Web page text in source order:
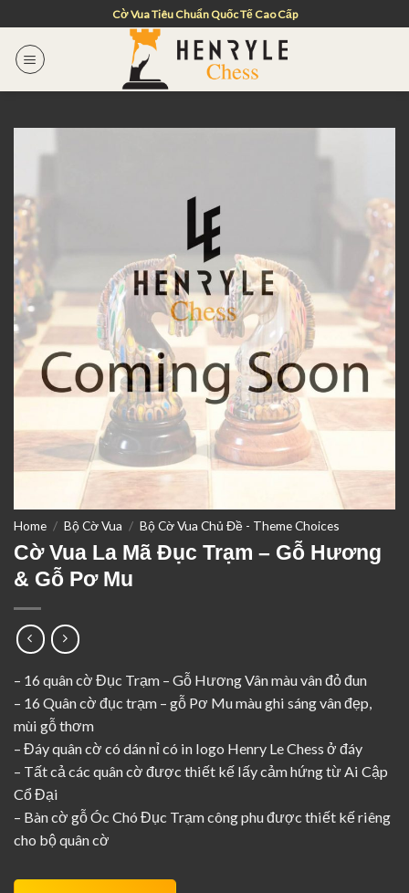
to
content
Cờ Vua Tiêu Chuẩn Quốc Tế Cao Cấp
Home / Bộ Cờ Vua / Bộ Cờ Vua Chủ Đề - Theme Choices
Cờ Vua La Mã Đục Trạm – Gỗ Hương
& Gỗ Pơ Mu
– 16 quân cờ Đục Trạm – Gỗ Hương Vân màu vân đỏ đun
– 16 Quân cờ đục trạm – gỗ Pơ Mu màu ghi sáng vân đẹp,
mùi gỗ thơm
– Đáy quân cờ có dán nỉ có in logo Henry Le Chess ở đáy
– Tất cả các quân cờ được thiết kế lấy cảm hứng từ Ai Cập
Cổ Đại
– Bàn cờ gỗ Óc Chó Đục Trạm công phu được thiết kế riêng
cho bộ quân cờ